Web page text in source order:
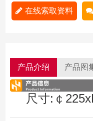
在线索取资料
产品介绍 产品图
尺寸:￠